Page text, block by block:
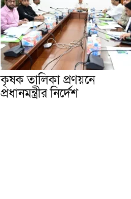
কৃষক তালিকা প্রণয়নে
প্রধানমন্ত্রীর নির্দেশ